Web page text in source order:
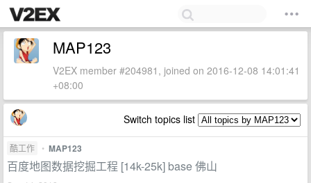
MAP123
V2EX member #204981, joined on 2016-12-08 14:01:41
+08:00
Switch topics list
酷工作 • MAP123
百度地图数据挖掘工程 [14k-25k] base 佛山